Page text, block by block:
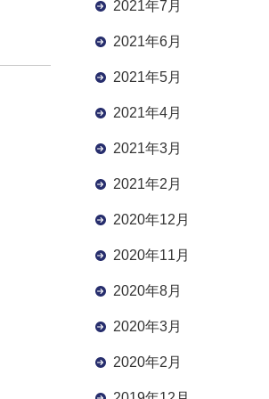
2021年7月
2021年6月
2021年5月
2021年4月
2021年3月
2021年2月
2020年12月
2020年11月
2020年8月
2020年3月
2020年2月